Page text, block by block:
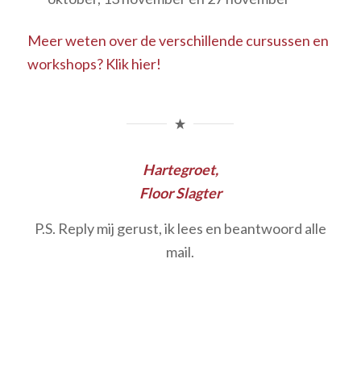
Meer weten over de verschillende cursussen en
workshops? Klik hier!
Hartegroet,
Floor Slagter
P.S. Reply mij gerust, ik lees en beantwoord alle
mail.